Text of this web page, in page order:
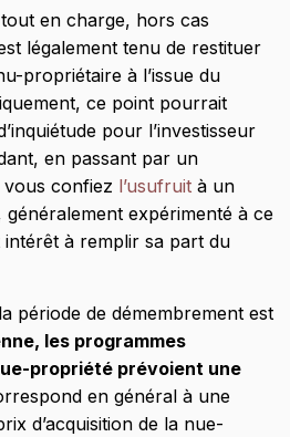
en charge, hors cas
légalement tenu de restituer
propriétaire à l’issue du
ce point pourrait
pour l’investisseur
en passant par un
vous confiez l’usufruit à un
généralement expérimenté à ce
intérêt à remplir sa part du
période de démembrement est
les programmes
propriété prévoient une
en général à une
d’acquisition de la nue-